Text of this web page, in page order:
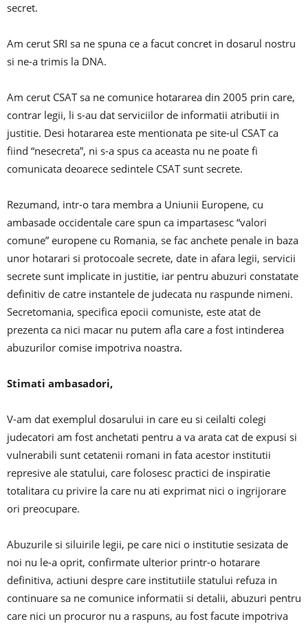
secret.
Am cerut SRI sa ne spuna ce a facut concret in dosarul nostru
si ne-a trimis la DNA.
Am cerut CSAT sa ne comunice hotararea din 2005 prin care,
contrar legii, li s-au dat serviciilor de informatii atributii in
justitie. Desi hotararea este mentionata pe site-ul CSAT ca
fiind “nesecreta”, ni s-a spus ca aceasta nu ne poate fi
comunicata deoarece sedintele CSAT sunt secrete.
Rezumand, intr-o tara membra a Uniunii Europene, cu
ambasade occidentale care spun ca impartasesc “valori
comune” europene cu Romania, se fac anchete penale in baza
unor hotarari si protocoale secrete, date in afara legii, servicii
secrete sunt implicate in justitie, iar pentru abuzuri constatate
definitiv de catre instantele de judecata nu raspunde nimeni.
Secretomania, specifica epocii comuniste, este atat de
prezenta ca nici macar nu putem afla care a fost intinderea
abuzurilor comise impotriva noastra.
Stimati ambasadori,
V-am dat exemplul dosarului in care eu si ceilalti colegi
judecatori am fost anchetati pentru a va arata cat de expusi si
vulnerabili sunt cetatenii romani in fata acestor institutii
represive ale statului, care folosesc practici de inspiratie
totalitara cu privire la care nu ati exprimat nici o ingrijorare
ori preocupare.
Abuzurile si siluirile legii, pe care nici o institutie sesizata de
noi nu le-a oprit, confirmate ulterior printr-o hotarare
definitiva, actiuni despre care institutiile statului refuza in
continuare sa ne comunice informatii si detalii, abuzuri pentru
care nici un procuror nu a raspuns, au fost facute impotriva